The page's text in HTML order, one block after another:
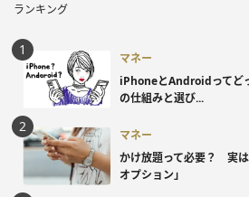
ランキング
マネー
iPhoneとAndroidってど
の仕組みと選び...
マネー
かけ放題って必要？ 実
オプション」